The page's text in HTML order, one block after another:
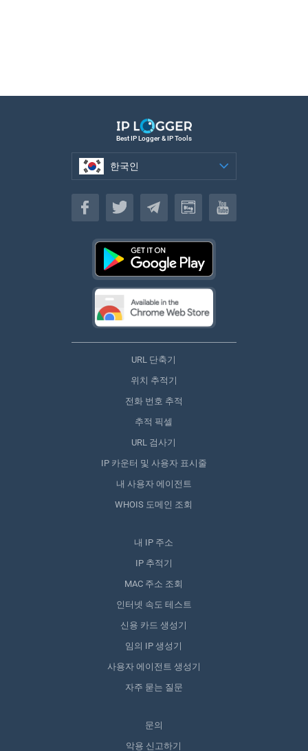
Best IP Logger & IP Tools
한국인
한국인
URL 단축기
위치 추적기
전화 번호 추적
추적 픽셀
URL 검사기
IP 카운터 및 사용자 표시줄
내 사용자 에이전트
WHOIS 도메인 조회
내 IP 주소
IP 추적기
MAC 주소 조회
인터넷 속도 테스트
신용 카드 생성기
임의 IP 생성기
사용자 에이전트 생성기
자주 묻는 질문
문의
악용 신고하기